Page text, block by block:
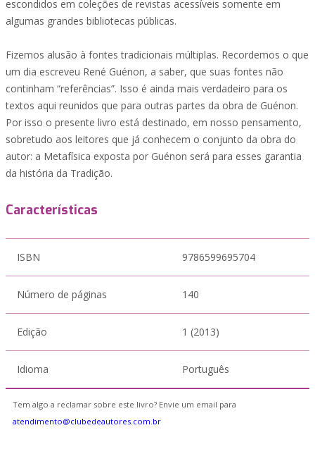
escondidos em coleções de revistas acessíveis somente em
algumas grandes bibliotecas públicas.
Fizemos alusão à fontes tradicionais múltiplas. Recordemos o que
um dia escreveu René Guénon, a saber, que suas fontes não
continham “referências”. Isso é ainda mais verdadeiro para os
textos aqui reunidos que para outras partes da obra de Guénon.
Por isso o presente livro está destinado, em nosso pensamento,
sobretudo aos leitores que já conhecem o conjunto da obra do
autor: a Metafísica exposta por Guénon será para esses garantia
da história da Tradição.
Características
ISBN 9786599695704
Número de páginas 140
Edição 1 (2013)
Idioma Português
Tem algo a reclamar sobre este livro? Envie um email para
atendimento@clubedeautores.com.br